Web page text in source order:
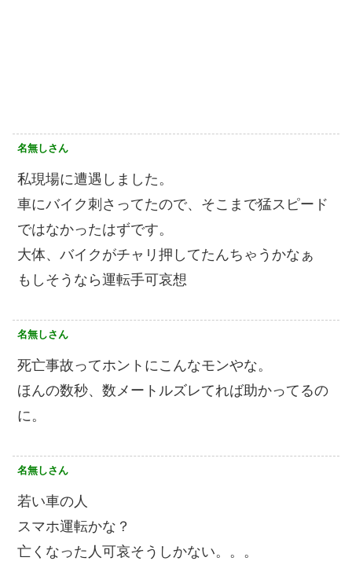
名無しさん
私現場に遭遇しました。
車にバイク刺さってたので、そこまで猛スピード
ではなかったはずです。
大体、バイクがチャリ押してたんちゃうかなぁ
もしそうなら運転手可哀想
名無しさん
死亡事故ってホントにこんなモンやな。
ほんの数秒、数メートルズレてれば助かってるの
に。
名無しさん
若い車の人
スマホ運転かな？
亡くなった人可哀そうしかない。。。